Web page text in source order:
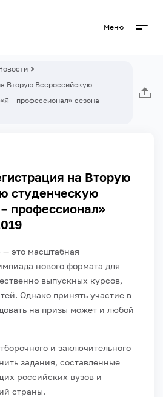
Меню
Вторую Всероссийскую
– профессионал» сезона
на Вторую
студенческую
профессионал»
это масштабная
нового формата для
выпускных курсов,
Однако принять участие в
на призы может и любой
и заключительного
задания, составленные
российских вузов и
страны.